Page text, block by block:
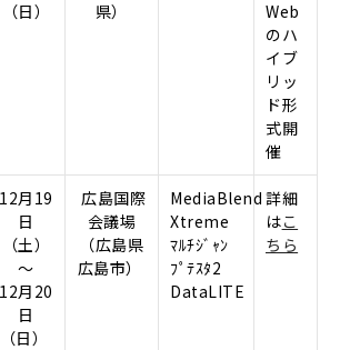
（日）
県）
Web
のハ
イブ
リッ
ド形
式開
催
12月19
日
（土）
～
12月20
日
（日）
広島国際
会議場
（広島県
広島市）
MediaBlend
Xtreme
ﾏﾙﾁｼﾞｬﾝ
ﾌﾟﾃｽﾀ2
DataLITE
詳細
はこ
ちら